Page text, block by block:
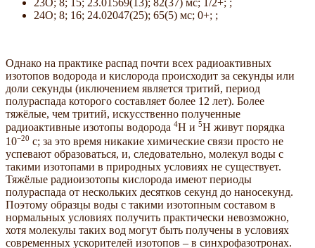
23O; 8; 15; 23.01569(13); 82(37) мс; 1/2+; ;
24O; 8; 16; 24.02047(25); 65(5) мс; 0+; ;
Однако на практике распад почти всех радиоактивных
изотопов водорода и кислорода происходит за секунды или
доли секунды (иключением является тритий, период
полураспада которого составляет более 12 лет). Более
тяжёлые, чем тритий, искусственно полученные
радиоактивные изотопы водорода 4H и 5H живут порядка
10−20 с; за это время никакие химические связи просто не
успевают образоваться, и, следовательно, молекул воды с
такими изотопами в природных условиях не существует.
Тяжёлые радиоизотопы кислорода имеют периоды
полураспада от нескольких десятков секунд до наносекунд.
Поэтому образцы воды с такими изотопным составом в
нормальных условиях получить практически невозможно,
хотя молекулы таких вод могут быть получены в условиях
современных ускорителей изотопов – в синхрофазотронах.